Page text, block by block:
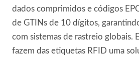
dados comprimidos e códigos
de GTINs de 10 dígitos,
com sistemas de rastreio globais.
fazem das etiquetas RFID uma